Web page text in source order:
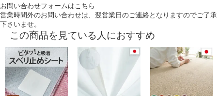
お問い合わせフォームはこちら
営業時間外のお問い合わせは、翌営業日のご連絡となりますのでご了承
下さいませ。
この商品を見ている人におすすめ